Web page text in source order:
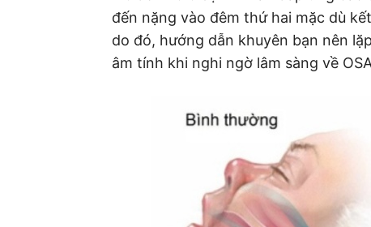
đến nặng vào đêm thứ hai mặc dù
do đó, hướng dẫn khuyên bạn nên
âm tính khi nghi ngờ lâm sàng về